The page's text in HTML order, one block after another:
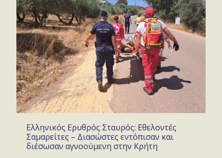
Ελληνικός Ερυθρός Σταυρός: Εθελοντές
Σαμαρείτες – Διασώστες εντόπισαν και
διέσωσαν αγνοούμενη στην Κρήτη